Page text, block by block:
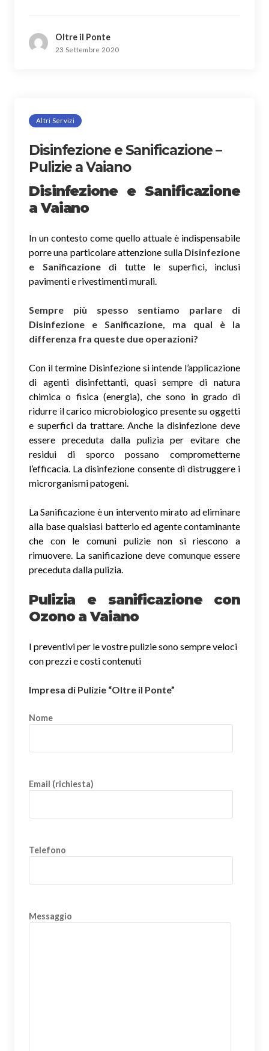
Oltre il Ponte
23 Settembre 2020
Altri Servizi
Disinfezione e Sanificazione –
Pulizie a Vaiano
Disinfezione e Sanificazione
a Vaiano
In un contesto come quello attuale è indispensabile
porre una particolare attenzione sulla Disinfezione
e Sanificazionedi tutte le superfici, inclusi
pavimenti e rivestimenti murali.
Sempre più spesso sentiamo parlare di
Disinfezione e Sanificazione, ma qual è la
differenza fra queste due operazioni?
Con il termine Disinfezione si intende l’applicazione
di agenti disinfettanti, quasi sempre di natura
chimica o fisica (energia), che sono in grado di
ridurre il carico microbiologico presente su oggetti
e superfici da trattare. Anche la disinfezione deve
essere preceduta dalla pulizia per evitare che
residui di sporco possano comprometterne
l’efficacia. La disinfezione consente di distruggere i
microrganismi patogeni.
La Sanificazione è un intervento mirato ad eliminare
alla base qualsiasi batterio ed agente contaminante
che con le comuni pulizie non si riescono a
rimuovere. La sanificazione deve comunque essere
preceduta dalla pulizia.
Pulizia e sanificazione con
Ozono a Vaiano
I preventivi per le vostre pulizie sono sempre veloci
con prezzi e costi contenuti
Impresa di Pulizie “Oltre il Ponte”
Nome
Email (richiesta)
Telefono
Messaggio